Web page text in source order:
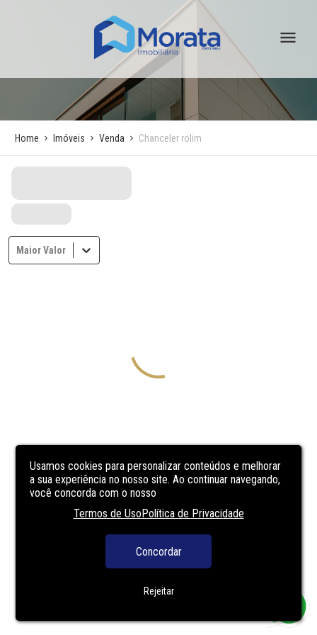
Usamos cookies para personalizar conteúdos e melhorar
a sua experiência no nosso site. Ao continuar navegando,
você concorda com o nosso
Termos de UsoPolítica de Privacidade
Concordar
Rejeitar
Home Imóveis Venda Chanceler rolim
Maior Valor